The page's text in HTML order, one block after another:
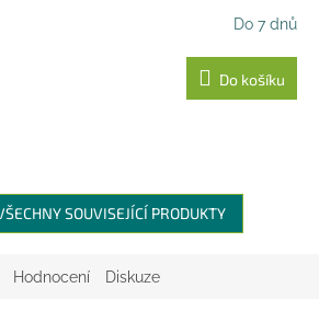
R
M
A
Do 7 dnů
Do košíku
SOUVISEJÍCÍ PRODUKTY
Hodnocení Diskuze